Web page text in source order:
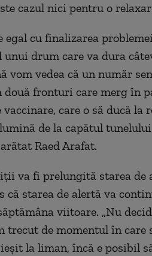
cazul nici pentru o
egal cu finalizarea
drum care va dura
vom vedea că un număr
două fronturi care merg în
care o să ducă la
de la capătul
Raed Arafat.
va fi prelungită starea de
că starea de alertă va
viitoare. „Nu
trecut de momentul în care
la liman, încă e posibil